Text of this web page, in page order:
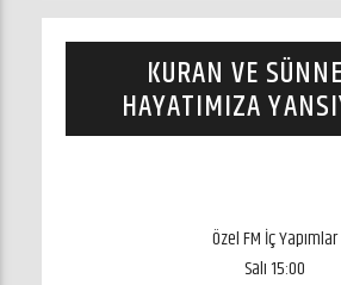
KURAN VE
HAYATIMIZA
Özel FM İç Yapımlar
Salı 15:00